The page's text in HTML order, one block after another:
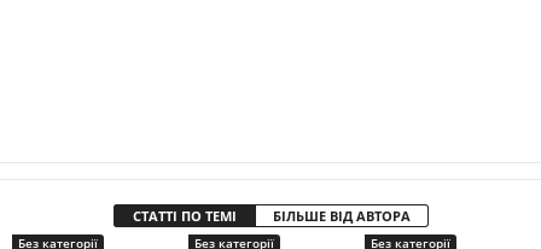
СТАТТІ ПО ТЕМІ БІЛЬШЕ ВІД АВТОРА
Без категорії Без категорії Без категорії